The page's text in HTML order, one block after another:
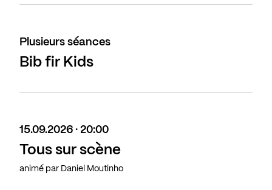
Plusieurs séances
Bib fir Kids
15.09.2026 · 20:00
Tous sur scène
animé par Daniel Moutinho